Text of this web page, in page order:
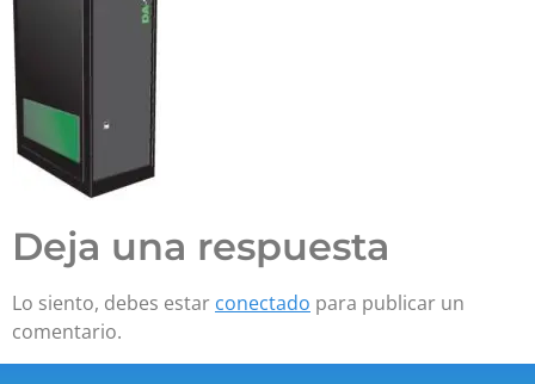
Deja una respuesta
Lo siento, debes estar conectado para publicar un
comentario.